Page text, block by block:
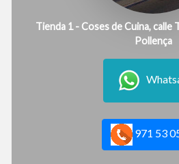
Tienda 1 - Coses de Cuina,
Pollença
971 53